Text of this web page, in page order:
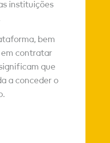
instituições
bem
em contratar
que
a conceder o